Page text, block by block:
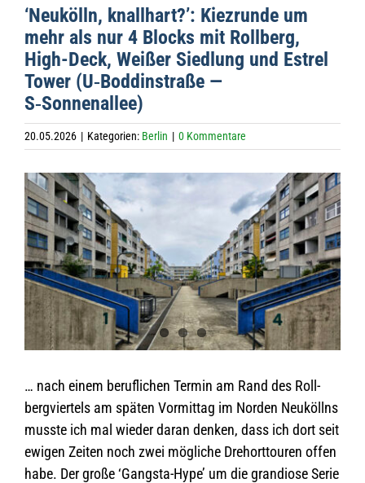
‘Neu­kölln, knall­hart?’: Kiez­runde um
mehr als nur 4 Blocks mit Roll­berg,
High-Deck, Wei­ßer Sied­lung und Est­rel
Tower (U‑Boddinstraße —
S‑Sonnenallee)
20.05.2026 | Kategorien: Berlin | 0 Kommentare
Zeige
grösseres
Bild
… nach einem beruf­li­chen Ter­min am Rand des Roll­
berg­vier­tels am spä­ten Vor­mit­tag im Nor­den Neu­köllns
musste ich mal wie­der daran den­ken, dass ich dort seit
ewi­gen Zei­ten noch zwei mög­li­che Dreh­ort­tou­ren offen
habe. Der große ‘Gangsta-Hype’ um die gran­diose Serie